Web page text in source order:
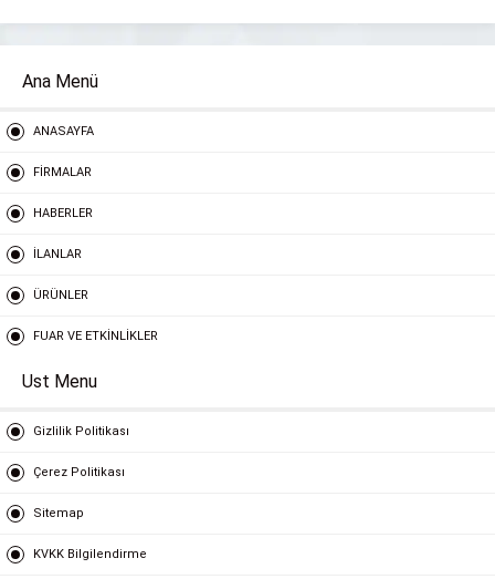
Ana Menü
ANASAYFA
FİRMALAR
HABERLER
İLANLAR
ÜRÜNLER
FUAR VE ETKİNLİKLER
Ust Menu
Gizlilik Politikası
Çerez Politikası
Sitemap
KVKK Bilgilendirme